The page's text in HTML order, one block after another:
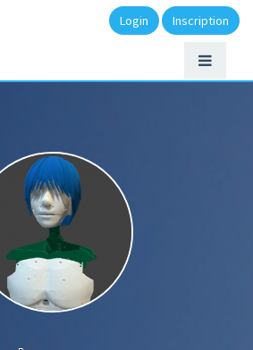
Login Inscription